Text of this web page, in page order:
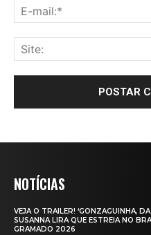
NOTÍCIAS
VEJA O TRAILER! ‘GONZAGUINHA,
SUSANNA LIRA QUE ESTREIA NO
GRAMADO 2026